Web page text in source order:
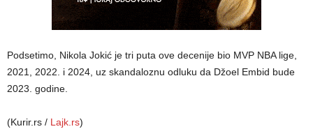
Podsetimo, Nikola Jokić je tri puta ove decenije bio MVP NBA lige,
2021, 2022. i 2024, uz skandaloznu odluku da Džoel Embid bude
2023. godine.
(Kurir.rs / Lajk.rs)